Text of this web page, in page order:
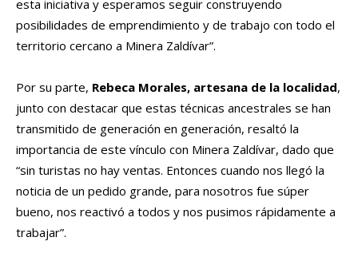
esta iniciativa y esperamos seguir construyendo
posibilidades de emprendimiento y de trabajo con todo el
territorio cercano a Minera Zaldívar”.
Por su parte, Rebeca Morales, artesana de la localidad,
junto con destacar que estas técnicas ancestrales se han
transmitido de generación en generación, resaltó la
importancia de este vínculo con Minera Zaldívar, dado que
“sin turistas no hay ventas. Entonces cuando nos llegó la
noticia de un pedido grande, para nosotros fue súper
bueno, nos reactivó a todos y nos pusimos rápidamente a
trabajar”.